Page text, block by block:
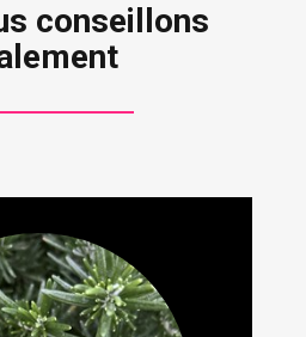
conseillons